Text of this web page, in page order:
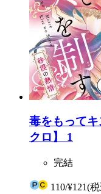
毒をもって
クロ】 1
完結
110/¥121(